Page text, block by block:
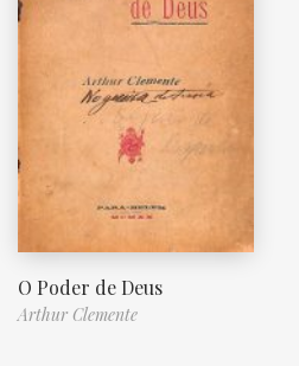
O Poder de Deus
Arthur Clemente